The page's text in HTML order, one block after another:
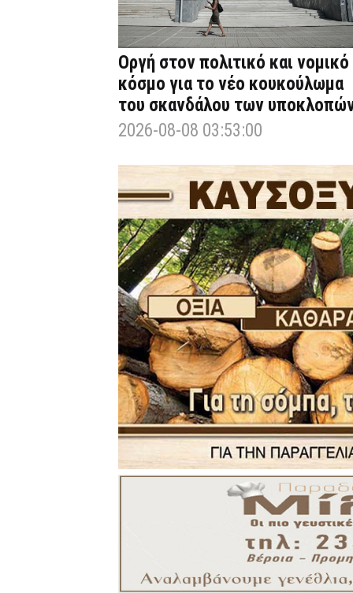
Οργή στον πολιτικό και νομικό
κόσμο για το νέο κουκούλωμα
του σκανδάλου των
2026-08-08 03:53:00